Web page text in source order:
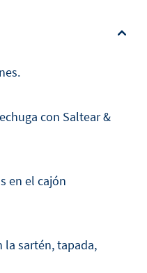
con Saltear &
en el cajón
la sartén, tapada,